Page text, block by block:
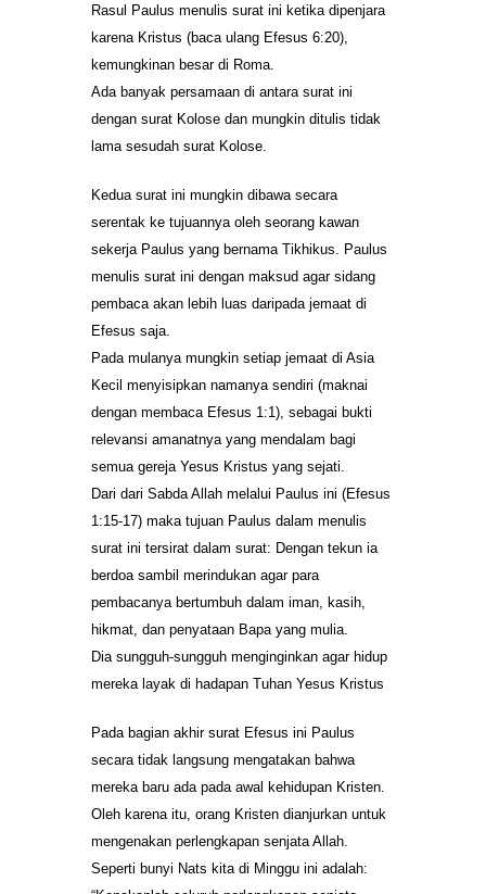
Rasul Paulus menulis surat ini ketika dipenjara
karena Kristus (baca ulang Efesus 6:20),
kemungkinan besar di Roma.
Ada banyak persamaan di antara surat ini
dengan surat Kolose dan mungkin ditulis tidak
lama sesudah surat Kolose.
Kedua surat ini mungkin dibawa secara
serentak ke tujuannya oleh seorang kawan
sekerja Paulus yang bernama Tikhikus. Paulus
menulis surat ini dengan maksud agar sidang
pembaca akan lebih luas daripada jemaat di
Efesus saja.
Pada mulanya mungkin setiap jemaat di Asia
Kecil menyisipkan namanya sendiri (maknai
dengan membaca Efesus 1:1), sebagai bukti
relevansi amanatnya yang mendalam bagi
semua gereja Yesus Kristus yang sejati.
Dari dari Sabda Allah melalui Paulus ini (Efesus
1:15-17) maka tujuan Paulus dalam menulis
surat ini tersirat dalam surat: Dengan tekun ia
berdoa sambil merindukan agar para
pembacanya bertumbuh dalam iman, kasih,
hikmat, dan penyataan Bapa yang mulia.
Dia sungguh-sungguh menginginkan agar hidup
mereka layak di hadapan Tuhan Yesus Kristus
Pada bagian akhir surat Efesus ini Paulus
secara tidak langsung mengatakan bahwa
mereka baru ada pada awal kehidupan Kristen.
Oleh karena itu, orang Kristen dianjurkan untuk
mengenakan perlengkapan senjata Allah.
Seperti bunyi Nats kita di Minggu ini adalah: